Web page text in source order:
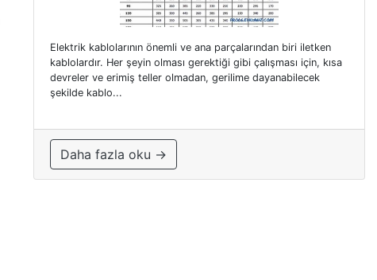
Elektrik kablolarının önemli ve ana parçalarından biri iletken
kablolardır. Her şeyin olması gerektiği gibi çalışması için, kısa
devreler ve erimiş teller olmadan, gerilime dayanabilecek
şekilde kablo...
Daha fazla oku →